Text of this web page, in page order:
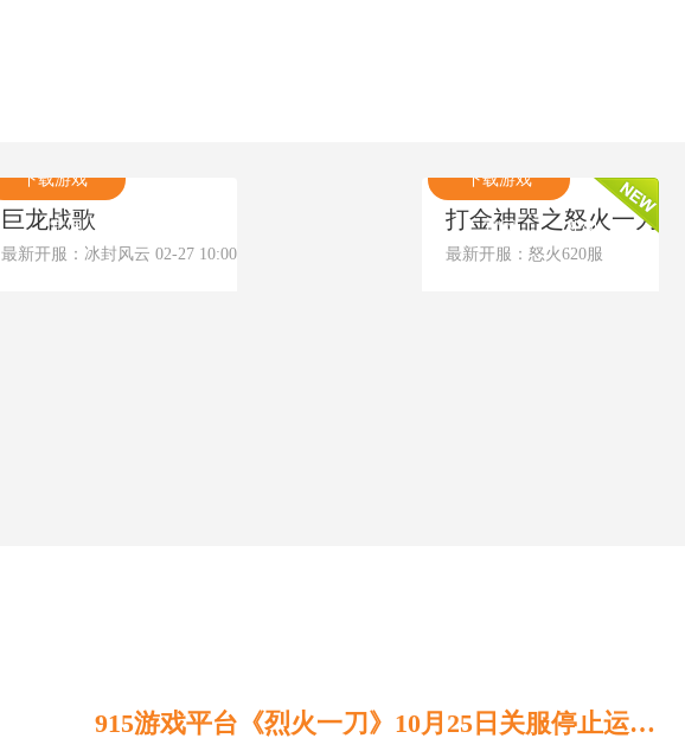
下载游戏
官网
巨龙战歌
最新开服：冰封风云 02-27 10:00
下载游戏
官网 | 礼包
打金神器之怒火一刀
最新开服：怒火620服
915游戏平台《烈火一刀》10月25日关服停止运营公告